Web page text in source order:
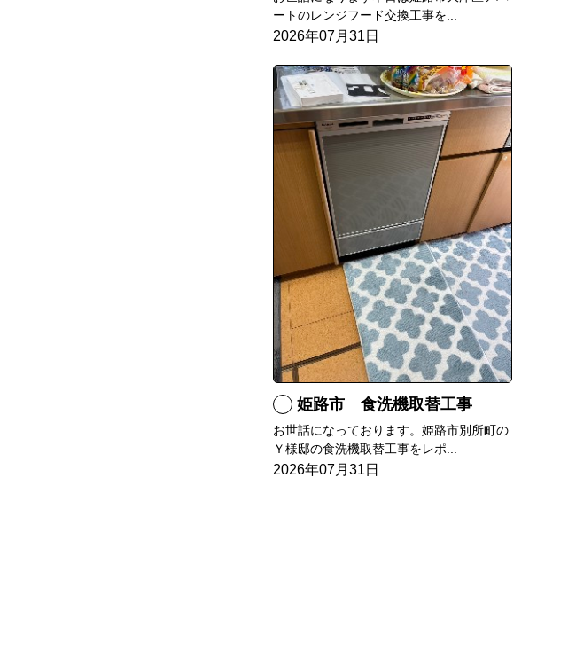
ートのレンジフード交換工事を...
2026年07月31日
姫路市 食洗機取替工事
お世話になっております。姫路市別所町の
Ｙ様邸の食洗機取替工事をレポ...
2026年07月31日